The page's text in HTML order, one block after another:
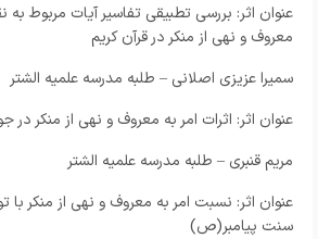
عنوان اثر: بررسی تطبیقی تفاسیر آیات مربوط به
معروف و نهی از منکر در قرآن کریم
سمیرا عزیزی اصلانی – طلبه مدرسه علمیه الشتر
عنوان اثر: اثرات امر به معروف و نهی از منکر
مریم قنبری – طلبه مدرسه علمیه الشتر
عنوان اثر: نسبت امر به معروف و نهی از منکر با
سنت پیامبر(ص)